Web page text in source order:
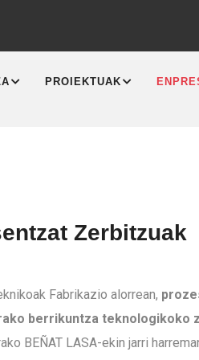
PROIEKTUAK
Zerbitzuak
Fabrikazio alorrean,
berrikuntza teknologikoko
BEÑAT LASA-ekin jarri